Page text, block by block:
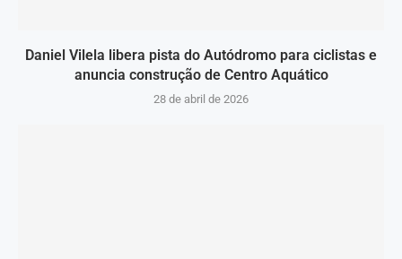
Daniel Vilela libera pista do Autódromo para ciclistas e
anuncia construção de Centro Aquático
28 de abril de 2026